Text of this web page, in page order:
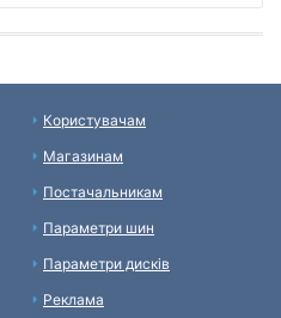
Користувачам
Магазинам
Постачальникам
Параметри шин
Параметри дисків
Реклама